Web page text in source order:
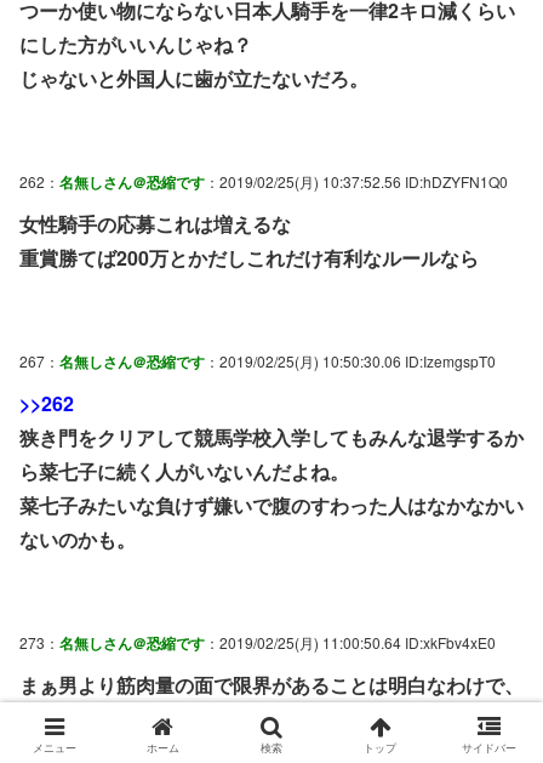
つーか使い物にならない日本人騎手を一律2キロ減くらい
にした方がいいんじゃね？
じゃないと外国人に歯が立たないだろ。
262： 名無しさん＠恐縮です ：2019/02/25(月) 10:37:52.56 ID:hDZYFN1Q0
女性騎手の応募これは増えるな
重賞勝てば200万とかだしこれだけ有利なルールなら
267： 名無しさん＠恐縮です ：2019/02/25(月) 10:50:30.06 ID:IzemgspT0
>>262
狭き門をクリアして競馬学校入学してもみんな退学するか
ら菜七子に続く人がいないんだよね。
菜七子みたいな負けず嫌いで腹のすわった人はなかなかい
ないのかも。
273： 名無しさん＠恐縮です ：2019/02/25(月) 11:00:50.64 ID:xkFbv4xE0
まぁ男より筋肉量の面で限界があることは明白なわけで、
あとは各々そこをどう捉えるかによるわな
スター騎手の不足は慢性的な問題だから、今回の優遇策を
メニュー ホーム 検索 トップ サイドバー